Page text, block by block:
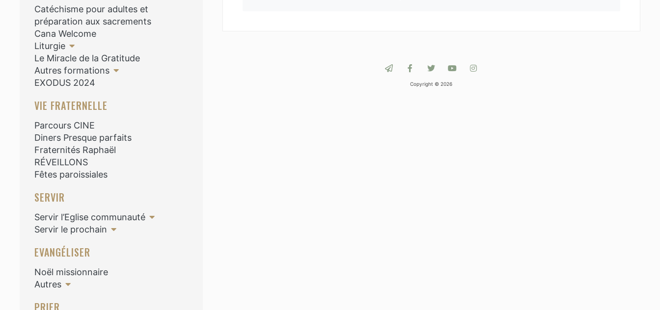
Catéchisme pour adultes et
préparation aux sacrements
Cana Welcome
Liturgie
Le Miracle de la Gratitude
Autres formations
EXODUS 2024
VIE FRATERNELLE
Parcours CINE
Diners Presque parfaits
Fraternités Raphaël
RÉVEILLONS
Fêtes paroissiales
SERVIR
Servir l’Eglise communauté
Servir le prochain
EVANGÉLISER
Noël missionnaire
Autres
Copyright © 2026